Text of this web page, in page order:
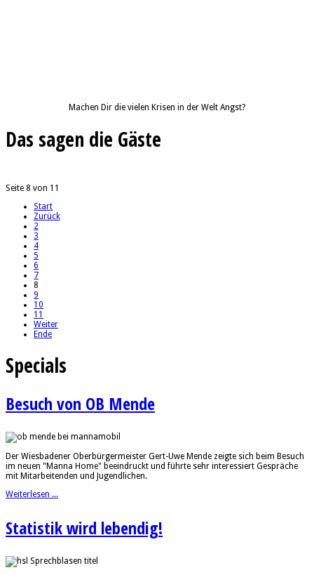
Machen Dir die vielen Krisen in der Welt Angst?
Das sagen die Gäste
Seite 8 von 11
Start
Zurück
2
3
4
5
6
7
8
9
10
11
Weiter
Ende
Specials
Besuch von OB Mende
Der Wiesbadener Oberbürgermeister Gert-Uwe Mende zeigte sich beim Besuch
im neuen "Manna Home" beeindruckt und führte sehr interessiert Gespräche
mit Mitarbeitenden und Jugendlichen.
Weiterlesen ...
Statistik wird lebendig!